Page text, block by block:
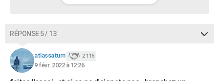
RÉPONSE 5 / 13
atlassaturn 2 116
9 févr. 2022 à 12:26